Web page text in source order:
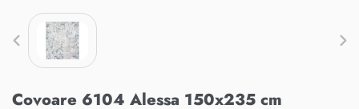
Covoare 6104 Alessa 150x235 cm